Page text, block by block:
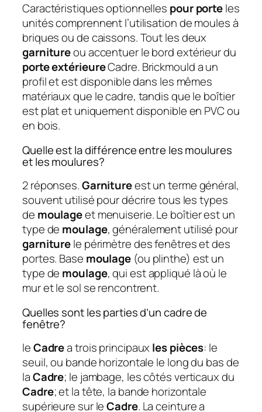
Caractéristiques optionnelles pour porteles
unités comprennent l’utilisation de moules à
briques ou de caissons. Tout les deux
garnitureou accentuer le bord extérieur du
porte extérieureCadre. Brickmould a un
profil et est disponible dans les mêmes
matériaux que le cadre, tandis que le boîtier
est plat et uniquement disponible en PVC ou
en bois.
Quelle est la différence entre les moulures
et les moulures?
2 réponses.Garnitureest un terme général,
souvent utilisé pour décrire tous les types
de moulageet menuiserie. Le boîtier est un
type de moulage, généralement utilisé pour
garniturele périmètre des fenêtres et des
portes. Base moulage (ou plinthe) est un
type de moulage, qui est appliqué là où le
mur et le sol se rencontrent.
Quelles sont les parties d’un cadre de
fenêtre?
leCadrea trois principaux les pièces: le
seuil, ou bande horizontale le long du bas de
laCadre; le jambage, les côtés verticaux du
Cadre; et la tête, la bande horizontale
supérieure sur leCadre. La ceinture a